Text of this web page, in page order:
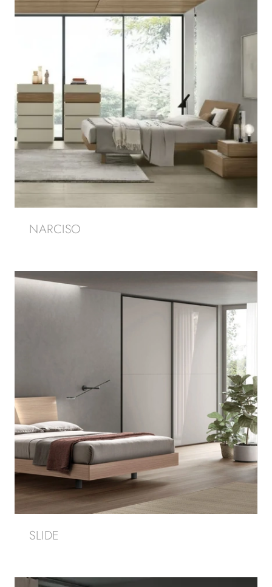
NARCISO
SLIDE